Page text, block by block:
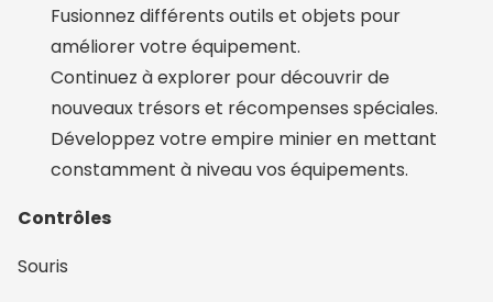
Fusionnez différents outils et objets pour
améliorer votre équipement.
Continuez à explorer pour découvrir de
nouveaux trésors et récompenses spéciales.
Développez votre empire minier en mettant
constamment à niveau vos équipements.
Contrôles
Souris